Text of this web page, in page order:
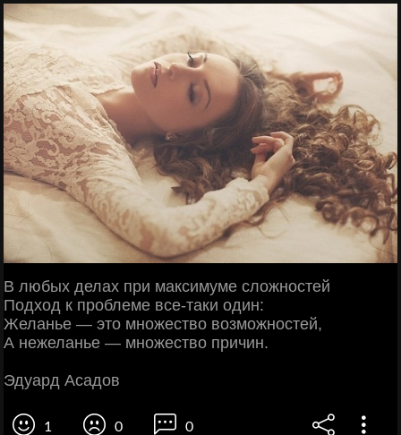
В любых делах при максимуме сложностей
Подход к проблеме все-таки один:
Желанье — это множество возможностей,
А нежеланье — множество причин.
Эдуард Асадов
1 0 0